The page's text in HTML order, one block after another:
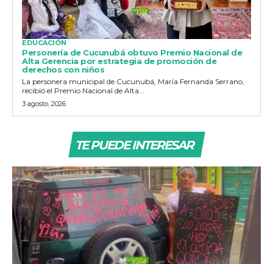
EDUCACIÓN
Personería de Cucunubá obtuvo Premio Nacional de
Alta Gerencia por estrategia de promoción de
derechos con niños
La personera municipal de Cucunubá, María Fernanda Serrano,
recibió el Premio Nacional de Alta...
3 agosto, 2026
TE PUEDE INTERESAR